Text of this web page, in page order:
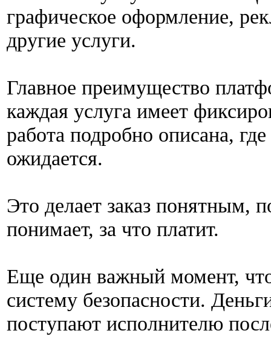
графическое оформление,
другие услуги.
Главное преимущество
каждая услуга имеет
работа подробно описана, где
ожидается.
Это делает заказ понятным,
понимает, за что платит.
Еще один важный момент,
систему безопасности.
поступают исполнителю